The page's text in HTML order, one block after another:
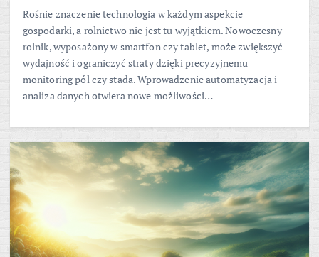
Rośnie znaczenie technologia w każdym aspekcie
gospodarki, a rolnictwo nie jest tu wyjątkiem. Nowoczesny
rolnik, wyposażony w smartfon czy tablet, może zwiększyć
wydajność i ograniczyć straty dzięki precyzyjnemu
monitoring pól czy stada. Wprowadzenie automatyzacja i
analiza danych otwiera nowe możliwości…